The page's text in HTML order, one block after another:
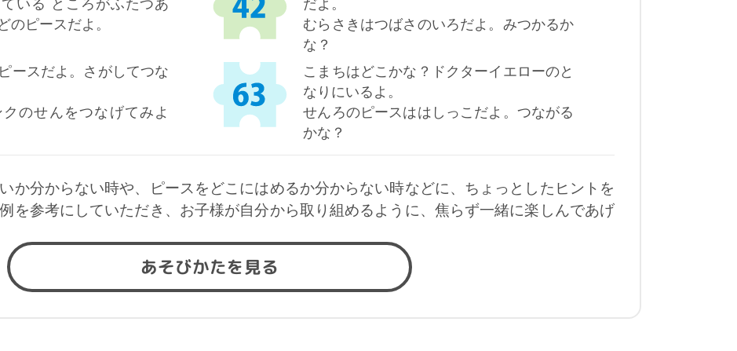
のピースだよ。
むらさきはつばさのいろだよ。みつかるか
な？
ースだよ。さがしてつな
のせんをつなげてみよ
こまちはどこかな？ドクターイエローのと
なりにいるよ。
せんろのピースははしっこだよ。つながる
かな？
か分からない時や、ピースをどこにはめるか分からない時などに、ちょっとしたヒントを
を参考にしていただき、お子様が自分から取り組めるように、焦らず一緒に楽しんであげ
あそびかたを見る